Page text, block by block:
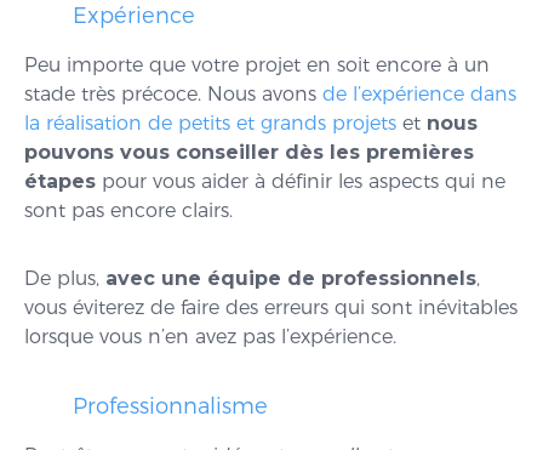
Expérience
Peu importe que votre projet en soit encore à un
stade très précoce. Nous avons de l’expérience dans
la réalisation de petits et grands projets et nous
pouvons vous conseiller dès les premières
étapes pour vous aider à définir les aspects qui ne
sont pas encore clairs.
De plus, avec une équipe de professionnels,
vous éviterez de faire des erreurs qui sont inévitables
lorsque vous n’en avez pas l’expérience.
Professionnalisme